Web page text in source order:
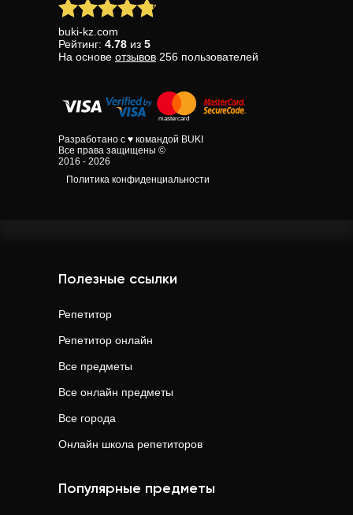
buki-kz.com
Рейтинг: 4.78 из 5
На основе отзывов 256 пользователей
Разработано с ♥ командой BUKI
Все права защищены ©
2016 - 2026
Политика конфиденциальности
Полезные ссылки
Репетитор
Репетитор онлайн
Все предметы
Все онлайн предметы
Все города
Онлайн школа репетиторов
Популярные предметы